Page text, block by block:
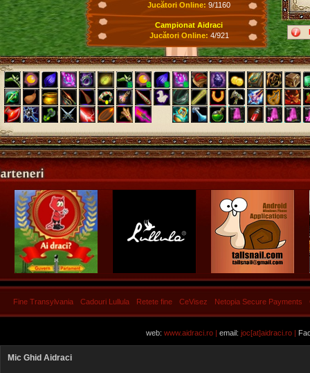
Jucători Online: 9/1160
Campionat Aidraci
Jucători Online: 4/921
Fine Transylvania Cadouri Lullula Retete fine CeVisez Netopia Secure Payments
web: www.aidraci.ro | email: joc[at]aidraci.ro |
Mic Ghid Aidraci